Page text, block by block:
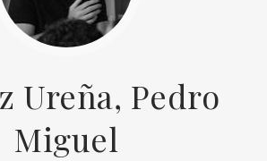
Ureña, Pedro
Miguel